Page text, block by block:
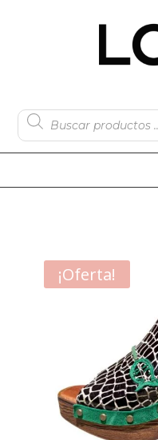
de
productos
¡Oferta!